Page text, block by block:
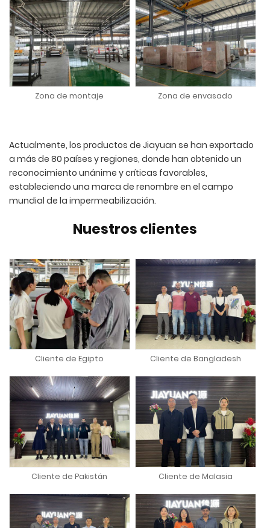
Zona de montaje Zona de envasado
Actualmente, los productos de Jiayuan se han exportado
a más de 80 países y regiones, donde han obtenido un
reconocimiento unánime y críticas favorables,
estableciendo una marca de renombre en el campo
mundial de la impermeabilización.
Nuestros clientes
Cliente de Egipto Cliente de Bangladesh
Cliente de Pakistán Cliente de Malasia